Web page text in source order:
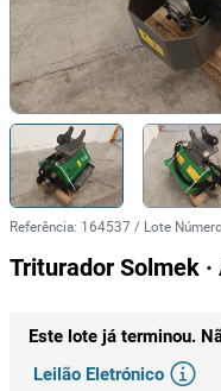
Referência: 164537 / Lote Número
Triturador Solmek ·
Este lote já terminou.
Leilão Eletrónico